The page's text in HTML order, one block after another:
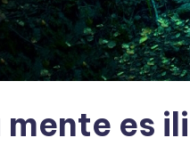
mente es